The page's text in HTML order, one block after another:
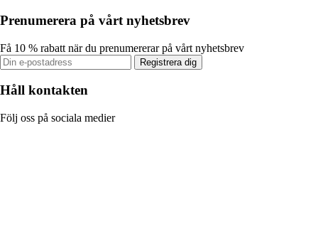
Prenumerera på vårt nyhetsbrev
Få 10 % rabatt när du prenumererar på vårt nyhetsbrev
Registrera dig
Håll kontakten
Följ oss på sociala medier